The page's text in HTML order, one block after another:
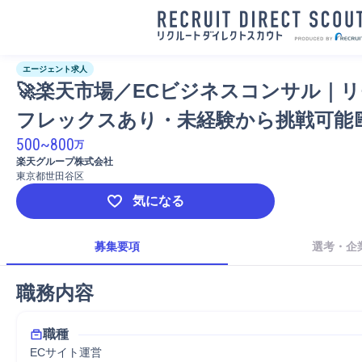
エージェント求人
🚀楽天市場／ECビジネスコンサル｜
フレックスあり・未経験から挑戦可能
500~800万
楽天グループ株式会社
東京都世田谷区
気になる
募集要項 選考・企
職務内容
職種
ECサイト運営